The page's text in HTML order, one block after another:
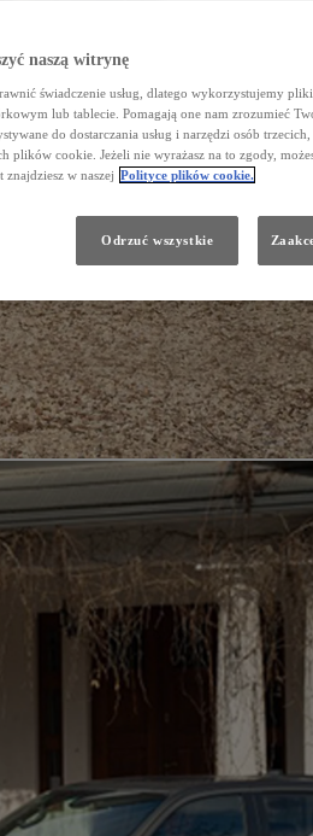
naszą witrynę
świadczenie usług, dlatego wykorzystujemy
lub tablecie. Pomagają one nam zrozumieć
do dostarczania usług i narzędzi osób trzecich,
plików cookie. Jeżeli nie wyrażasz na to zgody,
znajdziesz w naszej Polityce plików cookie.
Odrzuć wszystkie